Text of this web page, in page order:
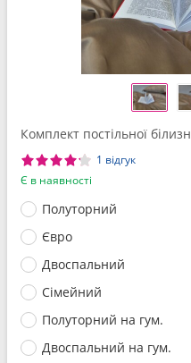
Комплект постільної
1 відгук
Є в наявності
Полуторний
Євро
Двоспальний
Сімейний
Полуторний на гум.
Двоспальний на гум.